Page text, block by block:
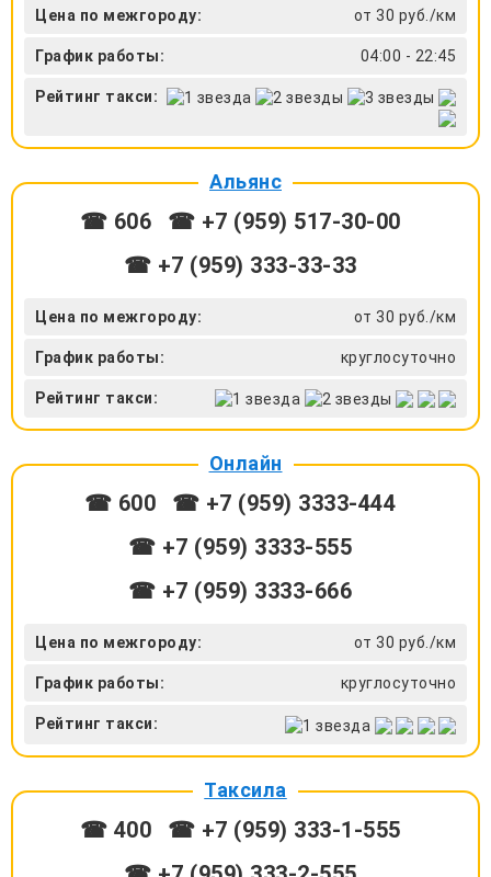
Цена по межгороду: от 30 руб./км
График работы: 04:00 - 22:45
Рейтинг такси:
Альянс
☎ 606
☎ +7 (959) 517-30-00
☎ +7 (959) 333-33-33
Цена по межгороду: от 30 руб./км
График работы: круглосуточно
Рейтинг такси:
Онлайн
☎ 600
☎ +7 (959) 3333-444
☎ +7 (959) 3333-555
☎ +7 (959) 3333-666
Цена по межгороду: от 30 руб./км
График работы: круглосуточно
Рейтинг такси:
Таксила
☎ 400
☎ +7 (959) 333-1-555